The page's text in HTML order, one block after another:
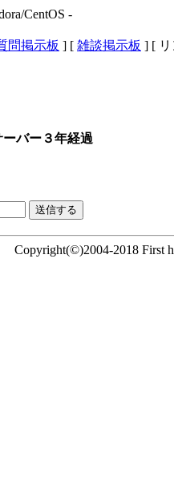
CentOS -
問掲示板 ] [ 雑談掲示板 ] [
ーバー３年経過
Copyright(©)2004-2018 First